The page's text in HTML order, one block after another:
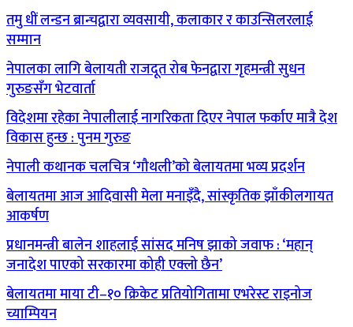
तमु धीं लन्डन ब्रान्चद्वारा व्यवसायी, कलाकार र काउन्सिलरलाई
सम्मान
नेपालका लागि बेलायती राजदूत रोब फेनद्वारा गृहमन्त्री सुधन
गुरुङसँग भेटवार्ता
विदेशमा रहेका नेपालीलाई नागरिकता दिएर नेपाल फर्काए मात्रै देश
विकास हुन्छ : पुनम गुरुङ
नेपाली कथानक चलचित्र ‘गौथली’को बेलायतमा भव्य प्रदर्शन
बेलायतमा आज आदिवासी मेला मनाइँदै, सांस्कृतिक झाँकीलगायत
आकर्षण
प्रधानमन्त्री बालेन शाहलाई सांसद मनिष झाको जवाफ : ‘महान्
जनादेश पाएको सरकारमा कोही एक्लो छैन’
बेलायतमा माया टी–१० क्रिकेट प्रतियोगितामा एभरेस्ट राइनोज
च्याम्पियन